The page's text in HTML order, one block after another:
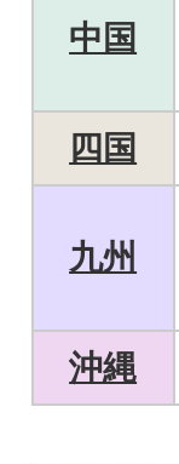
中国
四国
九州
沖縄